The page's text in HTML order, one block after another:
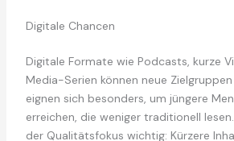
Digitale Chancen
Digitale Formate wie Podcasts, kurze
Media-Serien können neue
eignen sich besonders, um jüngere
erreichen, die weniger traditionell
der Qualitätsfokus wichtig: Kürzere